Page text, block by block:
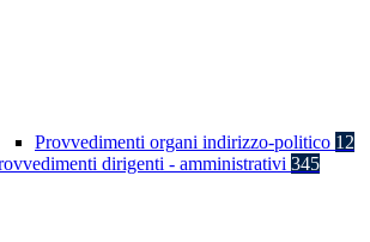
Provvedimenti organi indirizzo-politico 12
dirigenti - amministrativi 345